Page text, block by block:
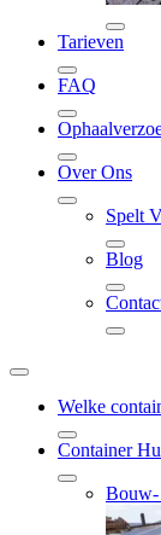
Tarieven
FAQ
Over Ons
Spelt
Blog
Welke
Container
Bouw-